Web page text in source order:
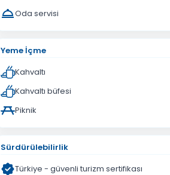
Oda servisi
Yeme İçme
Kahvaltı
Kahvaltı büfesi
Piknik
Sürdürülebilirlik
Türkiye - güvenli turizm sertifikası